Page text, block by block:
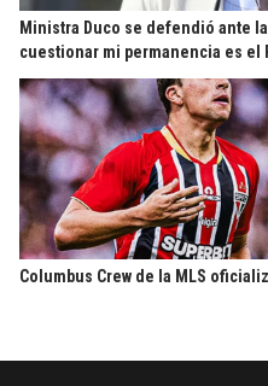
Ministra Duco se defendió ante
cuestionar mi permanencia es el
Columbus Crew de la MLS